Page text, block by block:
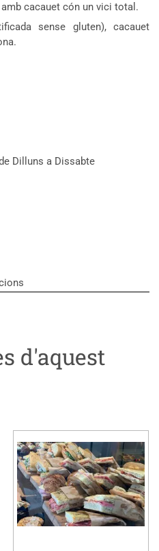
cacauet cón un vici total.
sense gluten), cacauet
Dilluns a Dissabte
d'aquest